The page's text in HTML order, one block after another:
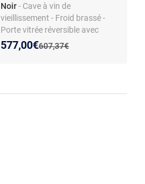
Noir- Cave à vin de
vieillissement - Froid brassé -
Porte vitrée réversible avec
serrure - Anti-vibration -
Affichage température -
Ancien prix :
607,37€
Nouveau prix :
577,00€
Réduction de :